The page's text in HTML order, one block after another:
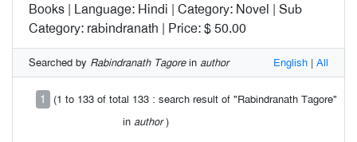
Books | Language: Hindi | Category: Novel | Sub
Category: rabindranath | Price: $ 50.00
Searched by Rabindranath Tagorein author English | All
1
(1 to 133 of total 133 : search result of "Rabindranath Tagore"
in author)